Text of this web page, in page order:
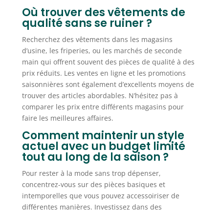
Où trouver des vêtements de
qualité sans se ruiner ?
Recherchez des vêtements dans les magasins
d’usine, les friperies, ou les marchés de seconde
main qui offrent souvent des pièces de qualité à des
prix réduits. Les ventes en ligne et les promotions
saisonnières sont également d’excellents moyens de
trouver des articles abordables. N’hésitez pas à
comparer les prix entre différents magasins pour
faire les meilleures affaires.
Comment maintenir un style
actuel avec un budget limité
tout au long de la saison ?
Pour rester à la mode sans trop dépenser,
concentrez-vous sur des pièces basiques et
intemporelles que vous pouvez accessoiriser de
différentes manières. Investissez dans des